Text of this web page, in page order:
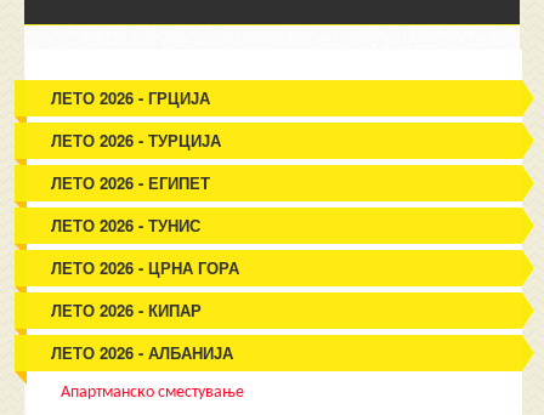
ЛЕТО 2026 - ГРЦИЈА
ЛЕТО 2026 - ТУРЦИЈА
ЛЕТО 2026 - ЕГИПЕТ
ЛЕТО 2026 - ТУНИС
ЛЕТО 2026 - ЦРНА ГОРА
ЛЕТО 2026 - КИПАР
ЛЕТО 2026 - АЛБАНИЈА
Апартманско сместување